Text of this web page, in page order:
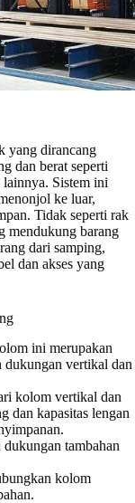
yang dirancang
dan berat seperti
Sistem ini
ke luar,
Tidak seperti rak
mendukung barang
dari samping,
dan akses yang
ini merupakan
dukungan vertikal dan
kolom vertikal dan
dan kapasitas lengan
tambahan
kolom